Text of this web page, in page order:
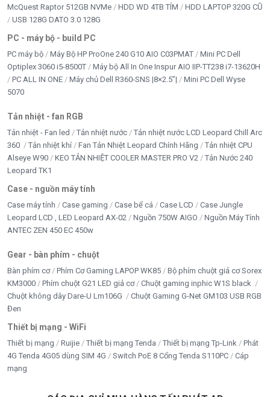
McQuest Raptor 512GB NVMe
HDD WD 4TB TÍM
HDD LAPTOP 320G CŨ
USB 128G DATO 3.0 128G
PC - máy bộ - build PC
PC máy bộ Máy Bộ HP ProOne 240 G10 AIO C03PMAT
Mini PC Dell
Optiplex 3060 i5-8500T
Máy bộ All In One Inspur AIO IIP-TT238 i7-13620H
PC ALL IN ONE
Máy chủ Dell R360-SNS |8×2.5”|
Mini PC Dell Wyse
5070
Tản nhiệt - fan RGB
Tản nhiệt - Fan led Tản nhiệt nước
Tản nhiệt nước LCD Leopard Chill Arc
360
Tản nhiệt khí Fan Tản Nhiệt Leopard Chính Hãng
Tản nhiệt CPU
Alseye W90
KEO TẢN NHIỆT COOLER MASTER PRO V2
Tản Nước 240
Leopard TK1
Case - nguồn máy tính
Case máy tính Case gaming Case bể cá Case LCD
Case Jungle
Leopard LCD , LED Leopard AX-02
Nguồn 750W AIGO
Nguồn Máy Tính
ANTEC ZEN 450 EC 450w
Gear - bàn phím - chuột
Bàn phím cơ Phím Cơ Gaming LAPOP WK85
Bộ phím chuột giả cơ Sorex
KM3000
Phím chuột G21 LED giả cơ
Chuột gaming inphic W1S black
Chuột không dây Dare-U Lm106G
Chuột Gaming G-Net GM103 USB RGB
Đen
Thiết bị mạng - WiFi
Thiết bị mạng Ruijie Thiết bị mạng Tenda Thiết bị mạng Tp-Link
Phát
4G Tenda 4G05 dùng SIM 4G
Switch PoE 8 Cổng Tenda S110PC
Cáp
mạng